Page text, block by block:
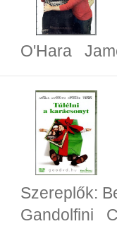
O'Hara
Szereplők:
Gandolfini